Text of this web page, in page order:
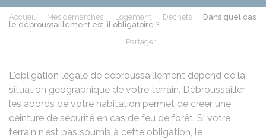
Accueil Mes démarches Logement Déchets
Dans quel cas
le débroussaillement est-il obligatoire ?
Partager
L'obligation légale de débroussaillement dépend de la
situation géographique de votre terrain. Débroussailler
les abords de votre habitation permet de créer une
ceinture de sécurité en cas de feu de forêt. Si votre
terrain n'est pas soumis à cette obligation, le